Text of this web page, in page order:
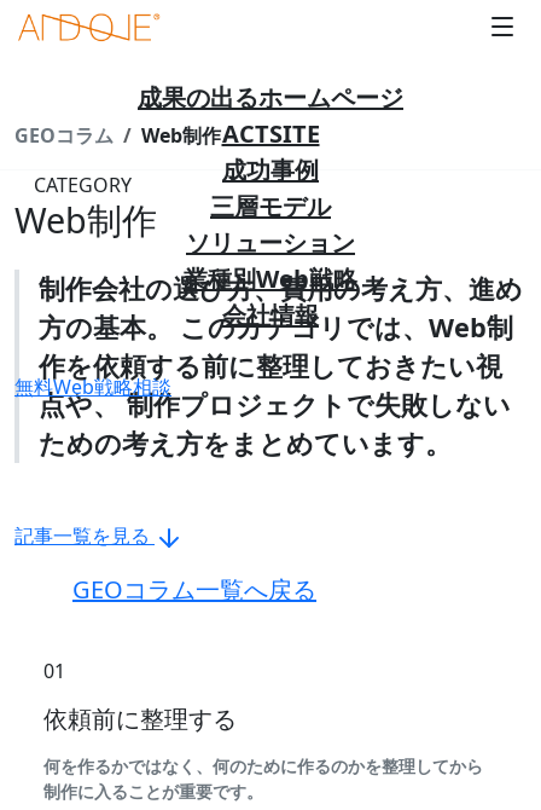
成果の出るホームページ
ACTSITE
成功事例
三層モデル
ソリューション
業種別Web戦略
会社情報
無料Web戦略相談
GEOコラム
Web制作
CATEGORY
Web制作
制作会社の選び方、費用の考え方、進め
方の基本。 このカテゴリでは、Web制
作を依頼する前に整理しておきたい視
点や、 制作プロジェクトで失敗しない
ための考え方をまとめています。
記事一覧を見る
GEOコラム一覧へ戻る
01
依頼前に整理する
何を作るかではなく、何のために作るのかを整理してから
制作に入ることが重要です。